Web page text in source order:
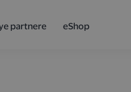
partnere eShop